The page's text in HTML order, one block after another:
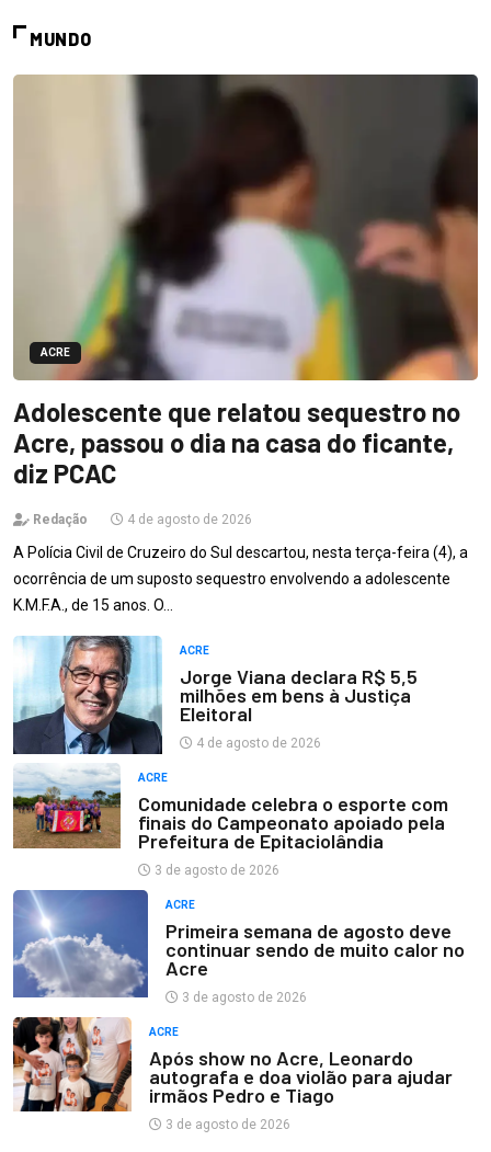
MUNDO
ACRE
Adolescente que relatou sequestro no
Acre, passou o dia na casa do ficante,
diz PCAC
Redação 4 de agosto de 2026
A Polícia Civil de Cruzeiro do Sul descartou, nesta terça-feira (4), a
ocorrência de um suposto sequestro envolvendo a adolescente
K.M.F.A., de 15 anos. O…
ACRE
Jorge Viana declara R$ 5,5
milhões em bens à Justiça
Eleitoral
4 de agosto de 2026
ACRE
Comunidade celebra o esporte com
finais do Campeonato apoiado pela
Prefeitura de Epitaciolândia
3 de agosto de 2026
ACRE
Primeira semana de agosto deve
continuar sendo de muito calor no
Acre
3 de agosto de 2026
ACRE
Após show no Acre, Leonardo
autografa e doa violão para ajudar
irmãos Pedro e Tiago
3 de agosto de 2026